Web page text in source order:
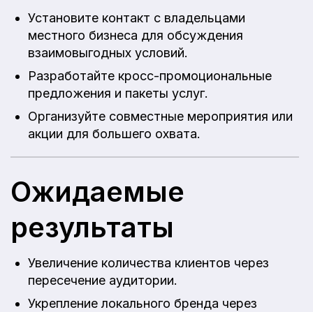
Установите контакт с владельцами
местного бизнеса для обсуждения
взаимовыгодных условий.
Разработайте кросс-промоциональные
предложения и пакеты услуг.
Организуйте совместные мероприятия или
акции для большего охвата.
Ожидаемые
результаты
Увеличение количества клиентов через
пересечение аудитории.
Укрепление локального бренда через